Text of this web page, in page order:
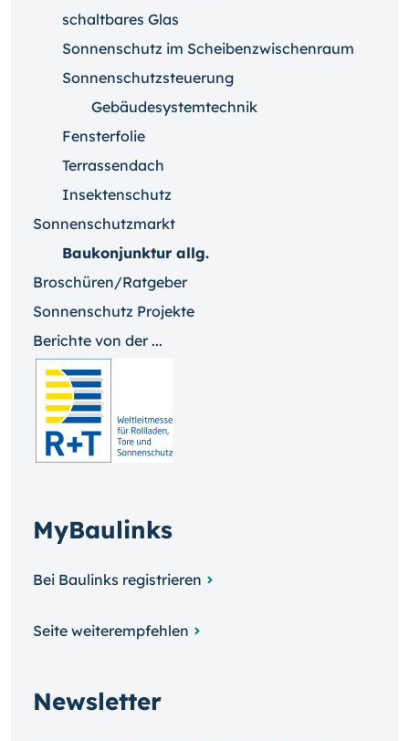
schaltbares Glas
Sonnenschutz im Scheibenzwischenraum
Sonnenschutzsteuerung
Gebäudesystemtechnik
Fensterfolie
Terrassendach
Insektenschutz
Sonnenschutzmarkt
Baukonjunktur allg.
Broschüren/Ratgeber
Sonnenschutz Projekte
Berichte von der ...
MyBaulinks
Bei Baulinks registrieren
Seite weiterempfehlen
Newsletter